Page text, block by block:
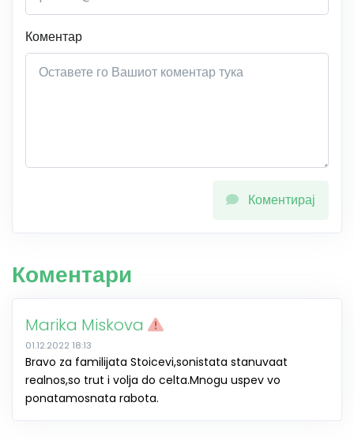
Коментар
Коментирај
Коментари
Marika Miskova
01.12.2022 18:13
Bravo za familijata Stoicevi,sonistata stanuvaat
realnos,so trut i volja do celta.Mnogu uspev vo
ponatamosnata rabota.